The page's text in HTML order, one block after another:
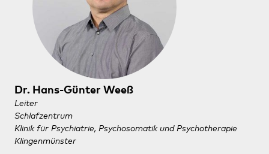
Dr. Hans-Günter Weeß
Leiter
Schlafzentrum
Klinik für Psychiatrie, Psychosomatik und Psychotherapie
Klingenmünster